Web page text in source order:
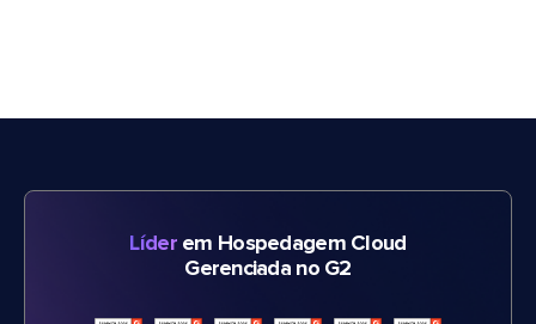
Líderem Hospedagem Cloud
Gerenciada no G2